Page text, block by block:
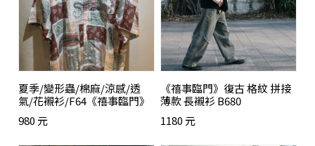
夏季/變形蟲/棉麻/涼感/透
氣/花襯衫/F64《禧事臨門》
980 元
《禧事臨門》復古 格紋 拼接
薄款 長襯衫 B680
1180 元